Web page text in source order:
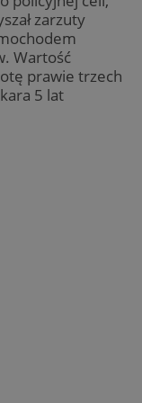
zarzuty
Wartość
prawie trzech
5 lat